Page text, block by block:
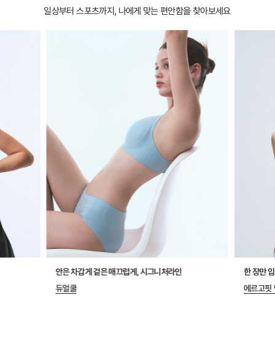
일상부터 스포츠까지, 나에게 맞는 편안함을 찾아보세요
안은 차갑게 겉은 매끄럽게, 시그니처라인
듀얼쿨
한 장만
에르고핏